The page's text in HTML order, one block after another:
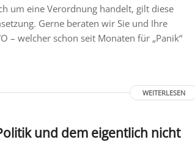
um eine Verordnung handelt, gilt diese
Gerne beraten wir Sie und Ihre
– welcher schon seit Monaten für „Panik“
WEITERLESEN
und dem eigentlich nicht